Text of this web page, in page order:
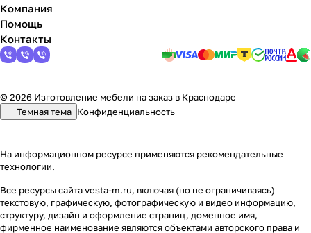
Компания
Помощь
Контакты
© 2026 Изготовление мебели на заказ в Краснодаре
Темная тема Конфиденциальность
На информационном ресурсе применяются рекомендательные
технологии.
Все ресурсы сайта vesta-m.ru, включая (но не ограничиваясь)
текстовую, графическую, фотографическую и видео информацию,
структуру, дизайн и оформление страниц, доменное имя,
фирменное наименование являются объектами авторского права и